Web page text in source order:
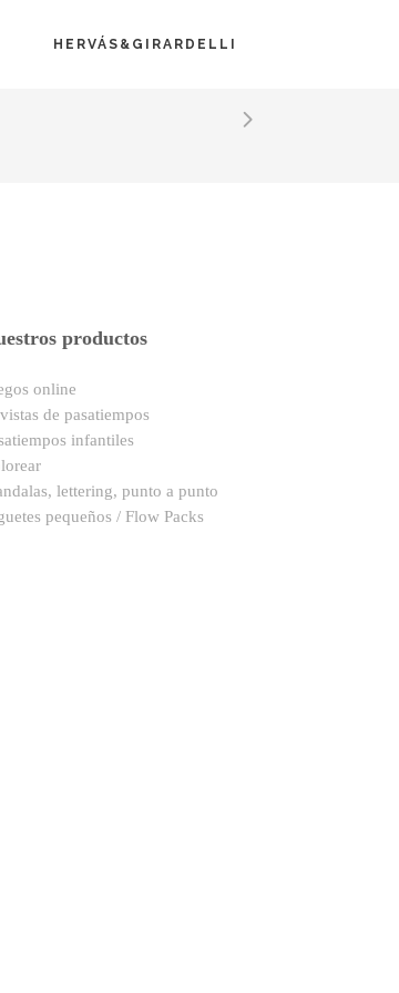
HERVÁS&GIRARDELLI
productos
online
de pasatiempos
infantiles
lettering, punto a punto
pequeños / Flow Packs